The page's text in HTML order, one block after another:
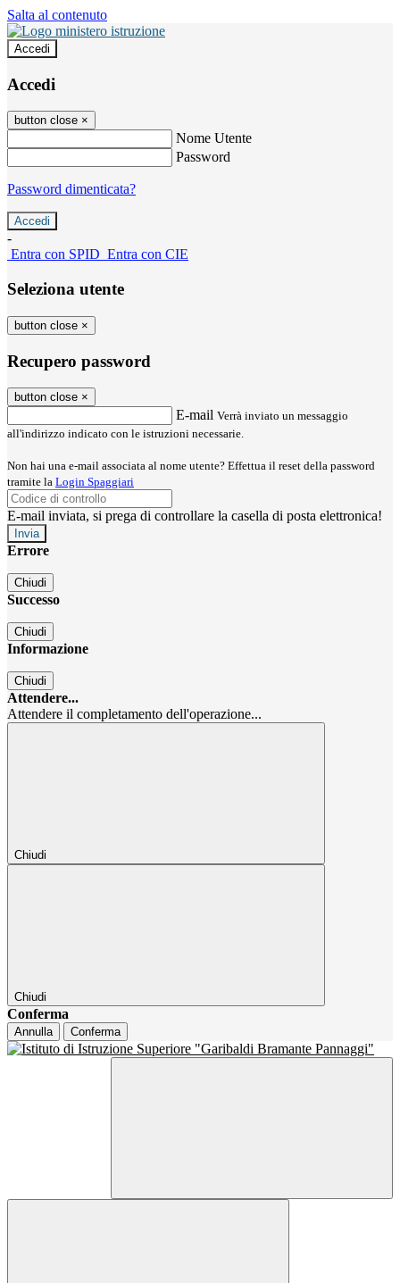
Salta al contenuto
Accedi
Accedi
button close ×
Nome Utente
Password
Password dimenticata?
-
Entra con SPID Entra con CIE
Seleziona utente
button close ×
Recupero password
button close ×
E-mail Verrà inviato un messaggio
all'indirizzo indicato con le istruzioni necessarie.
Non hai una e-mail associata al nome utente? Effettua il reset della password
tramite la Login Spaggiari
E-mail inviata, si prega di controllare la casella di posta elettronica!
Errore
Chiudi
Successo
Chiudi
Informazione
Chiudi
Attendere...
Attendere il completamento dell'operazione...
Chiudi
Chiudi
Conferma
Annulla Conferma